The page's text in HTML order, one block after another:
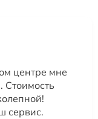
центре мне
Стоимость
сервис.